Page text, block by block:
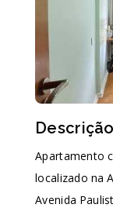
Apartamento
localizado na
Avenida